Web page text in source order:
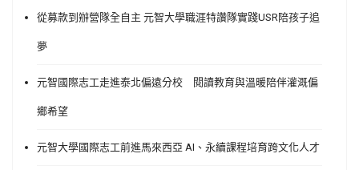
從募款到辦營隊全自主 元智大學職涯特讚隊實踐USR陪孩子追
夢
元智國際志工走進泰北偏遠分校 閱讀教育與溫暖陪伴灌溉偏
鄉希望
元智大學國際志工前進馬來西亞 AI、永續課程培育跨文化人才